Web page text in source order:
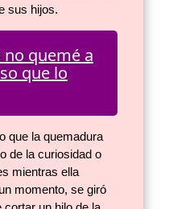
sus hijos.
no quemé a
que lo
que la quemadura
de la curiosidad o
mientras ella
momento, se giró